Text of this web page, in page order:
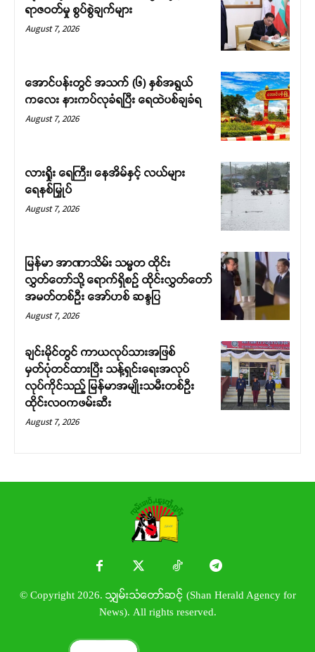
ရာဇဝတ်မှု စွပ်စွဲချက်များ
August 7, 2026
အောင်ပန်းတွင် အသက် (၆) နှစ်အရွယ်
ကလေး နားကပ်လုခံရပြီး ရေထဲပစ်ချခံရ
August 7, 2026
လားရှိုး ရေကြီး၊ နေအိမ်နှင့် လယ်များ
ရေနစ်မြှုပ်
August 7, 2026
မြန်မာ အာဏာသိမ်း သမ္မတ ထိုင်း
လွှတ်တော်သို့ ရောက်ရှိစဉ် ထိုင်းလွှတ်တော်
အမတ်တစ်ဦး အော်ဟစ် ဆန္ဒပြ
August 7, 2026
ချင်းမိုင်တွင် ကာယလုပ်သားအဖြစ်
မှတ်ပုံတင်ထားပြီး သန့်ရှင်းရေးအလုပ်
လုပ်ကိုင်သည့် မြန်မာအမျိုးသမီးတစ်ဦး
ထိုင်းလဝကဖမ်းဆီး
August 7, 2026
© Copyright 2026. သျှမ်းသံတော်ဆင့် (Shan Herald Agency for
News). All rights reserved.